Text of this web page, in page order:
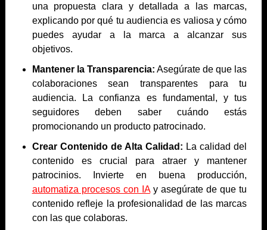
una propuesta clara y detallada a las marcas,
explicando por qué tu audiencia es valiosa y cómo
puedes ayudar a la marca a alcanzar sus
objetivos.
Mantener la Transparencia: Asegúrate de que las
colaboraciones sean transparentes para tu
audiencia. La confianza es fundamental, y tus
seguidores deben saber cuándo estás
promocionando un producto patrocinado.
Crear Contenido de Alta Calidad: La calidad del
contenido es crucial para atraer y mantener
patrocinios. Invierte en buena producción,
automatiza procesos con IAy asegúrate de que tu
contenido refleje la profesionalidad de las marcas
con las que colaboras.